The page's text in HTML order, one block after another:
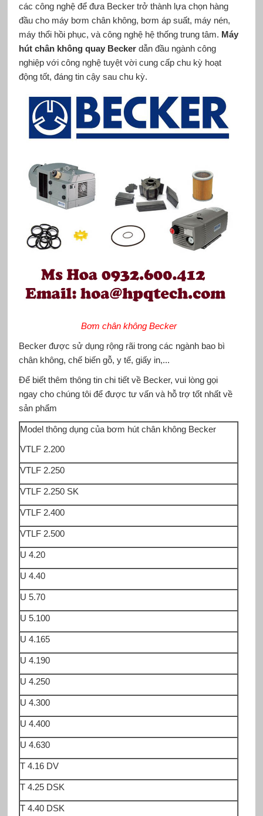
các công nghệ để đưa Becker trở thành lựa chọn hàng
đầu cho máy bơm chân không, bơm áp suất, máy nén,
máy thổi hồi phục, và công nghệ hệ thống trung tâm. Máy
hút chân không quay Beckerdẫn đầu ngành công
nghiệp với công nghệ tuyệt vời cung cấp chu kỳ hoạt
động tốt, đáng tin cậy sau chu kỳ.
Bơm chân không Becker
Becker được sử dụng rộng rãi trong các ngành bao bì
chân không, chế biến gỗ, y tế, giấy in,...
Để biết thêm thông tin chi tiết về Becker, vui lòng gọi
ngay cho chúng tôi để được tư vấn và hỗ trợ tốt nhất về
sản phẩm
Model thông dụng của bơm hút chân không Becker
VTLF 2.200
VTLF 2.250
VTLF 2.250 SK
VTLF 2.400
VTLF 2.500
U 4.20
U 4.40
U 5.70
U 5.100
U 4.165
U 4.190
U 4.250
U 4.300
U 4.400
U 4.630
T 4.16 DV
T 4.25 DSK
T 4.40 DSK